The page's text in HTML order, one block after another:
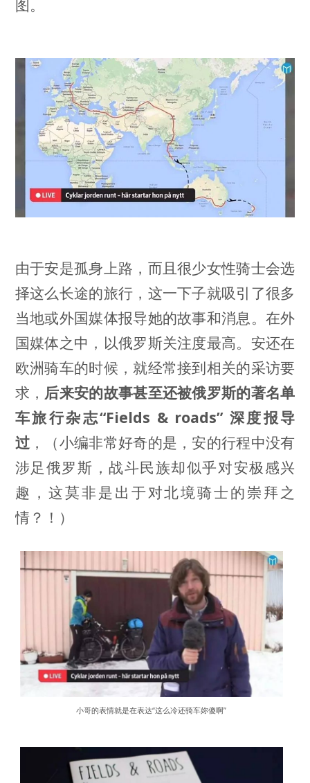
图。
由于安是孤身上路，而且很少女性骑士会选
择这么长途的旅行，这一下子就吸引了很多
当地或外国媒体报导她的故事和消息。在外
国媒体之中，以俄罗斯关注度最高。安还在
欧洲骑车的时候，就经常接到相关的采访要
求， 后来安的故事甚至还被俄罗斯的著名单
车旅行杂志“Fields & roads” 深度报导
过 ，（小编非常好奇的是，安的行程中没有
涉足俄罗斯，战斗民族却似乎对安极感兴
趣，这莫非是出于对北境骑士的崇拜之
情？！）
小哥的表情就是在表达“这么冷还骑车妳傻啊”